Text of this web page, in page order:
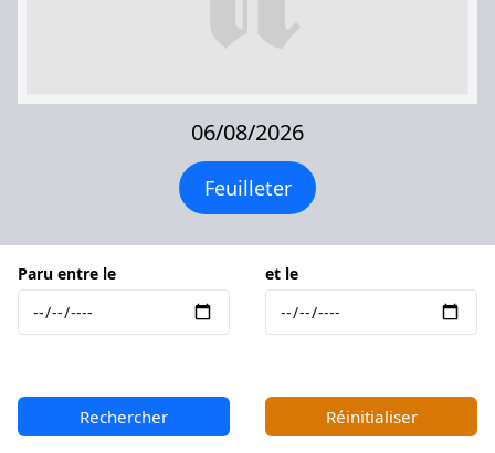
06/08/2026
Feuilleter
Paru entre le et le
Rechercher Réinitialiser